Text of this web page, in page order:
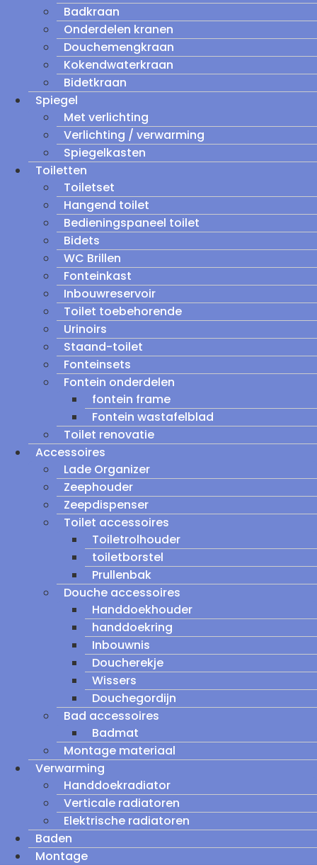
Badkraan
Onderdelen kranen
Douchemengkraan
Kokendwaterkraan
Bidetkraan
Spiegel
Met verlichting
Verlichting / verwarming
Spiegelkasten
Toiletten
Toiletset
Hangend toilet
Bedieningspaneel toilet
Bidets
WC Brillen
Fonteinkast
Inbouwreservoir
Toilet toebehorende
Urinoirs
Staand-toilet
Fonteinsets
Fontein onderdelen
fontein frame
Fontein wastafelblad
Toilet renovatie
Accessoires
Lade Organizer
Zeephouder
Zeepdispenser
Toilet accessoires
Toiletrolhouder
toiletborstel
Prullenbak
Douche accessoires
Handdoekhouder
handdoekring
Inbouwnis
Doucherekje
Wissers
Douchegordijn
Bad accessoires
Badmat
Montage materiaal
Verwarming
Handdoekradiator
Verticale radiatoren
Elektrische radiatoren
Baden
Montage